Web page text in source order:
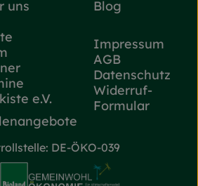
uns
e.V.
Blog
Impressum
AGB
Datenschutz
Widerruf-
Formular
flottekarotte_nrw/
flottekarotteNRW/
DE-ÖKO-039
Externer Link zu https://
Externer Link zu https://